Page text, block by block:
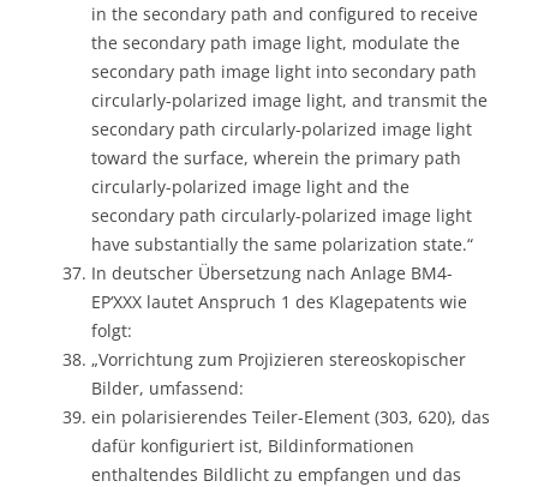
in the secondary path and configured to receive
the secondary path image light, modulate the
secondary path image light into secondary path
circularly-polarized image light, and transmit the
secondary path circularly-polarized image light
toward the surface, wherein the primary path
circularly-polarized image light and the
secondary path circularly-polarized image light
have substantially the same polarization state.“
In deutscher Übersetzung nach Anlage BM4-
EP‘XXX lautet Anspruch 1 des Klagepatents wie
folgt:
„Vorrichtung zum Projizieren stereoskopischer
Bilder, umfassend:
ein polarisierendes Teiler-Element (303, 620), das
dafür konfiguriert ist, Bildinformationen
enthaltendes Bildlicht zu empfangen und das